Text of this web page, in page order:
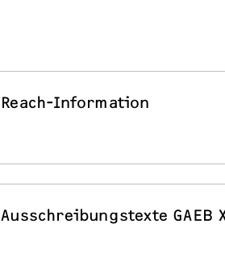
Reach-Information
Ausschreibungstexte GAEB